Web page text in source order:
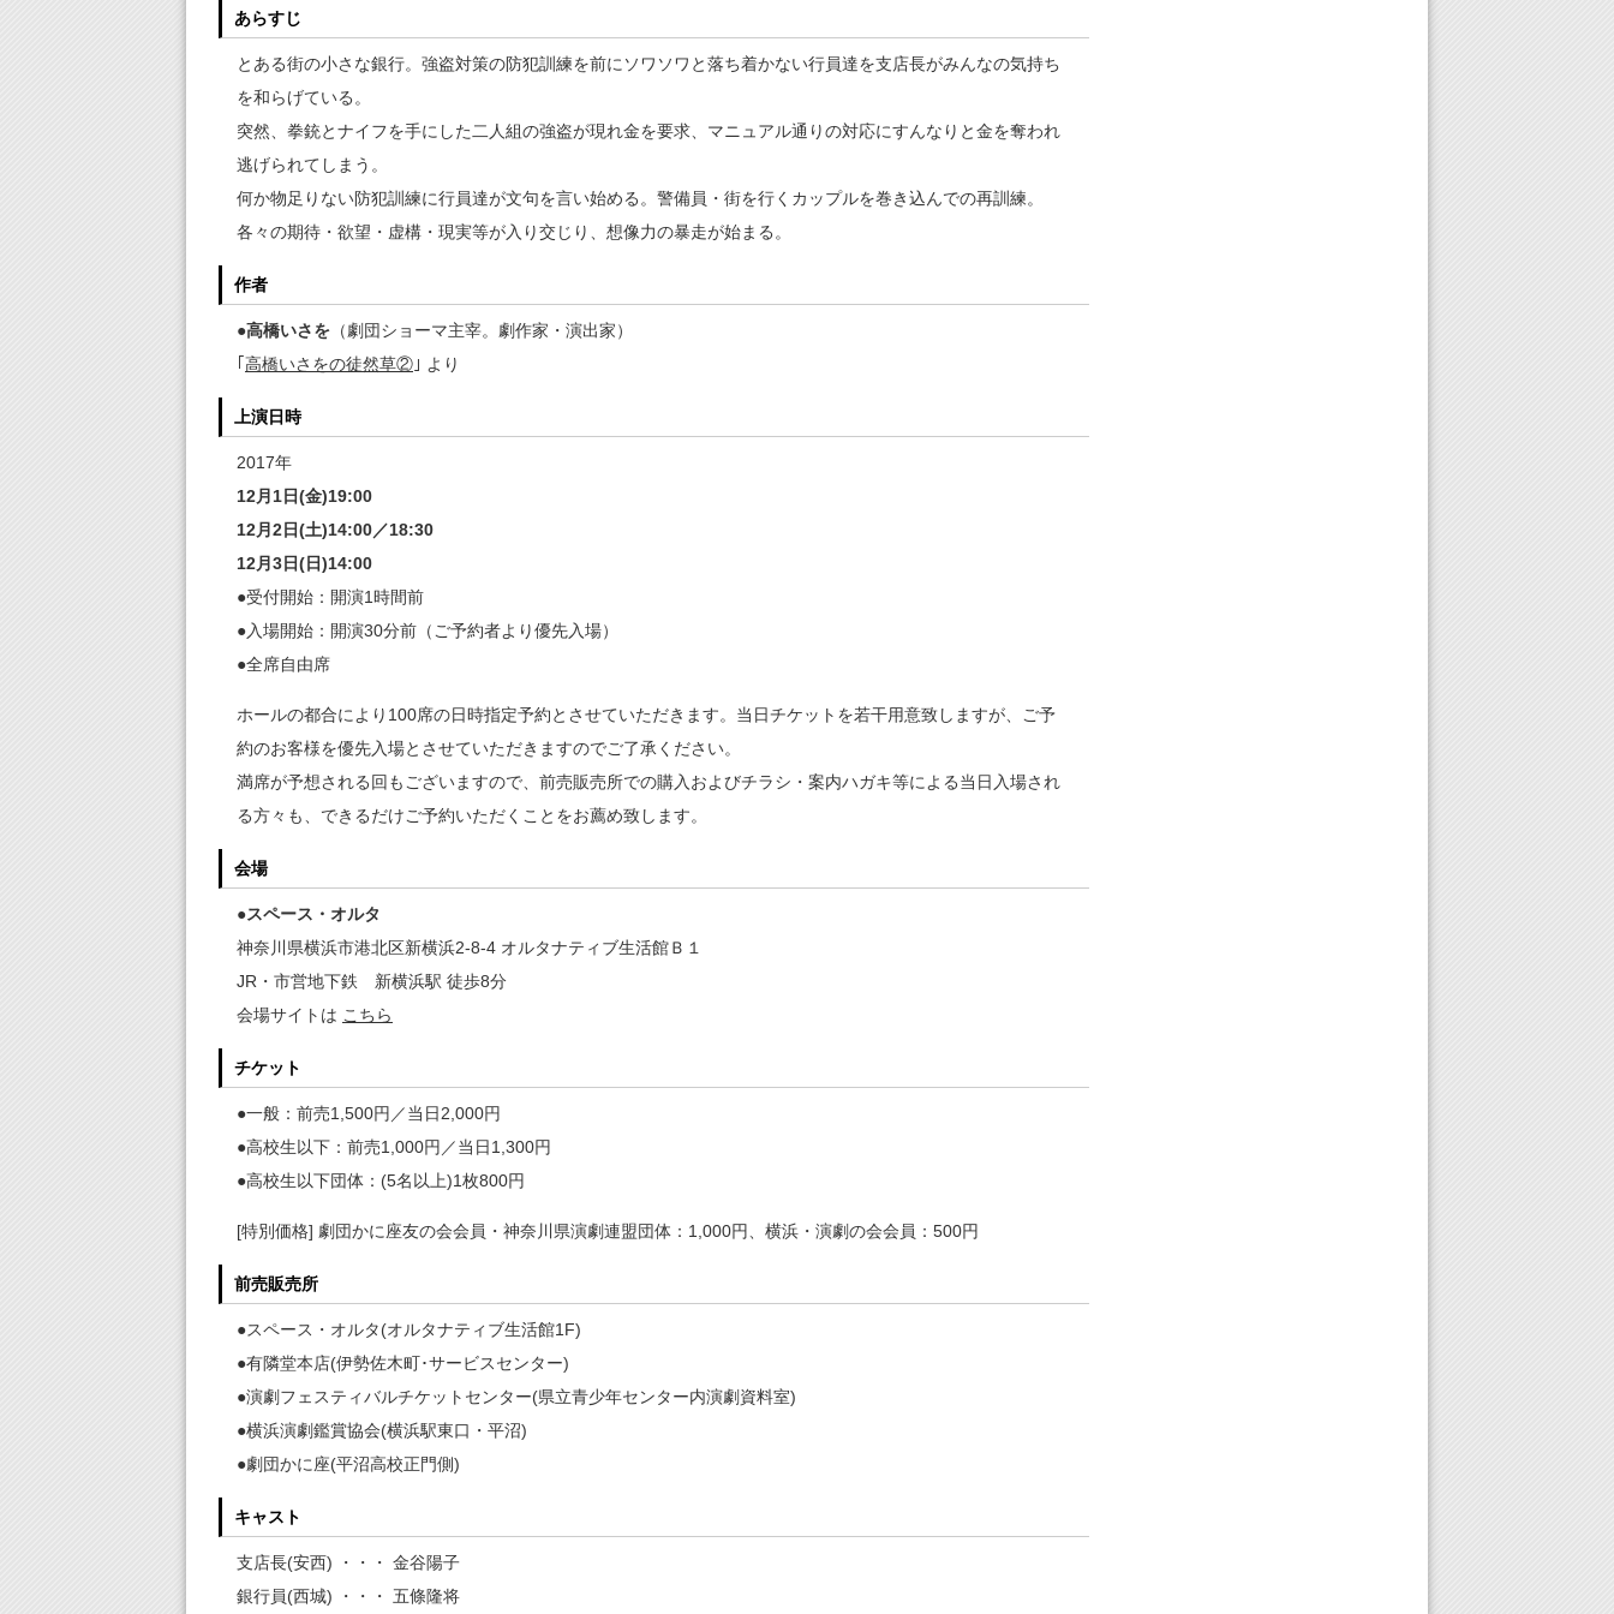
あらすじ
とある街の小さな銀行。強盗対策の防犯訓練を前にソワソワと落ち着かない行員達を支店長がみんなの気持ち
を和らげている。
突然、拳銃とナイフを手にした二人組の強盗が現れ金を要求、マニュアル通りの対応にすんなりと金を奪われ
逃げられてしまう。
何か物足りない防犯訓練に行員達が文句を言い始める。警備員・街を行くカップルを巻き込んでの再訓練。
各々の期待・欲望・虚構・現実等が入り交じり、想像力の暴走が始まる。
作者
●高橋いさを （劇団ショーマ主宰。劇作家・演出家）
高橋いさをの徒然草② ｣ より
上演日時
2017年
12月1日(金)19:00
12月2日(土)14:00／18:30
12月3日(日)14:00
●受付開始：開演1時間前
●入場開始：開演30分前（ご予約者より優先入場）
●全席自由席
ホールの都合により100席の日時指定予約とさせていただきます。当日チケットを若干用意致しますが、ご予
約のお客様を優先入場とさせていただきますのでご了承ください。
満席が予想される回もございますので、前売販売所での購入およびチラシ・案内ハガキ等による当日入場され
る方々も、できるだけご予約いただくことをお薦め致します。
会場
●スペース・オルタ
神奈川県横浜市港北区新横浜2-8-4 オルタナティブ生活館Ｂ１
JR・市営地下鉄 新横浜駅 徒歩8分
会場サイトは こちら
チケット
●一般：前売1,500円／当日2,000円
●高校生以下：前売1,000円／当日1,300円
●高校生以下団体：(5名以上)1枚800円
[特別価格] 劇団かに座友の会会員・神奈川県演劇連盟団体：1,000円、横浜・演劇の会会員：500円
前売販売所
●スペース・オルタ(オルタナティブ生活館1F)
●有隣堂本店(伊勢佐木町･サービスセンター)
●演劇フェスティバルチケットセンター(県立青少年センター内演劇資料室)
●横浜演劇鑑賞協会(横浜駅東口・平沼)
●劇団かに座(平沼高校正門側)
キャスト
支店長(安西) ・・・ 金谷陽子
銀行員(西城) ・・・ 五條隆将